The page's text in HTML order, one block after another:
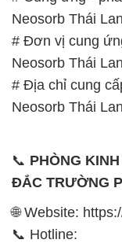
Neosorb Thái Lan
# Đơn vị cung
Neosorb Thái Lan
# Địa chỉ cung
Neosorb Thái Lan
📞 PHÒNG
ĐẮC TRƯỜNG
🌐 Website:
📞 Hotline: